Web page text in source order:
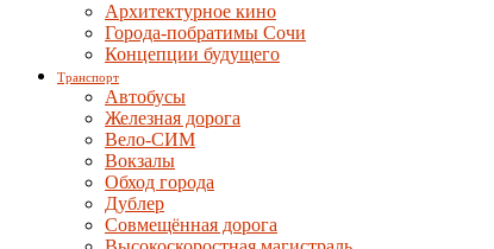
Архитектурное кино
Города-побратимы Сочи
Концепции будущего
Транспорт
Автобусы
Железная дорога
Вело-СИМ
Вокзалы
Обход города
Дублер
Совмещённая дорога